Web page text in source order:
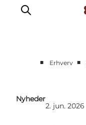
■ Erhverv ■
Nyheder
2. jun. 2026